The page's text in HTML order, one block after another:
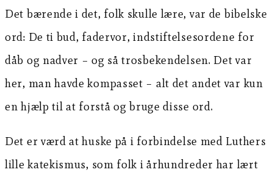
Det bærende i det, folk skulle lære, var de bibelske
ord: De ti bud, fadervor, indstiftelsesordene for
dåb og nadver – og så trosbekendelsen. Det var
her, man havde kompasset – alt det andet var kun
en hjælp til at forstå og bruge disse ord.
Det er værd at huske på i forbindelse med Luthers
lille katekismus, som folk i århundreder har lært